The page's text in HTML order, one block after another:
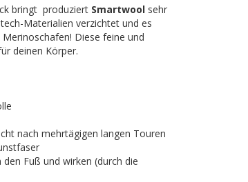
bringt produziert Smartwoolsehr
Materialien verzichtet und es
Diese feine und
deinen Körper.
nach mehrtägigen langen Touren
Fuß und wirken (durch die